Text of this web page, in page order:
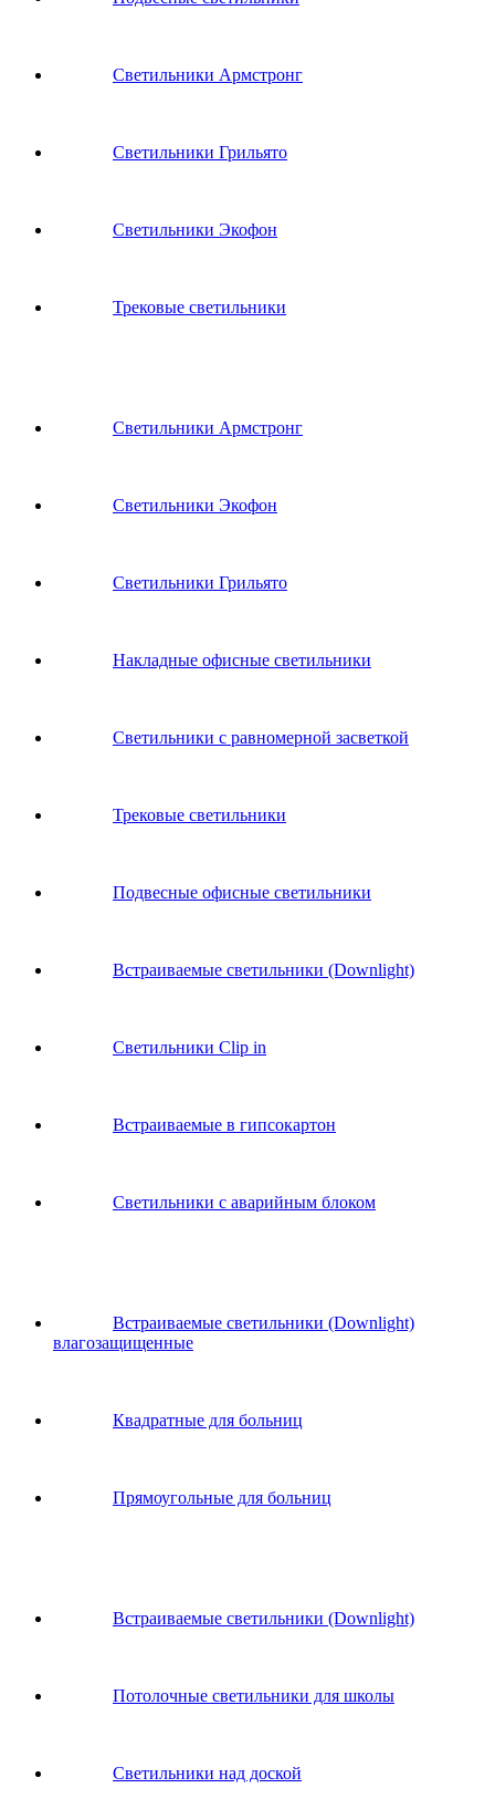
Светильники Армстронг
Светильники Грильято
Светильники Экофон
Трековые светильники
Светильники Армстронг
Светильники Экофон
Светильники Грильято
Накладные офисные светильники
Светильники с равномерной засветкой
Трековые светильники
Подвесные офисные светильники
Встраиваемые светильники (Downlight)
Светильники Clip in
Встраиваемые в гипсокартон
Светильники с аварийным блоком
Встраиваемые светильники (Downlight)
влагозащищенные
Квадратные для больниц
Прямоугольные для больниц
Встраиваемые светильники (Downlight)
Потолочные светильники для школы
Светильники над доской